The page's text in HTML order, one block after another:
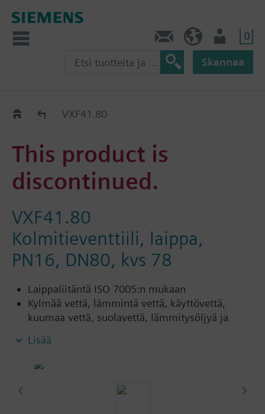
0
Skannaa
Old2NewVXF41.80
This product is
discontinued.
VXF41.80
Kolmitieventtiili, laippa,
PN16, DN80, kvs 78
Laippaliitäntä ISO 7005:n mukaan
Kylmää vettä, lämmintä vettä, käyttövettä,
kuumaa vettä, suolavettä, lämmitysöljyä ja
verkostoissa
Lisätietoa
VXF41…4: Karantiiviste PTFE-mansetilla
Lisää